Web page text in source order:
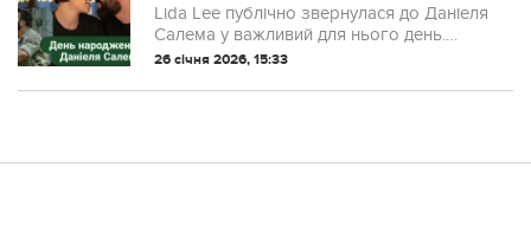
Lida Lee публічно звернулася до Даніеля
Салема у важливий для нього день.
Артистка показала серію зворушливих
26 січня 2026, 15:33